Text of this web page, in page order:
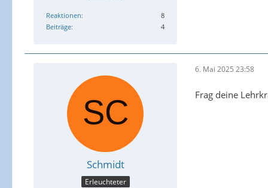
Reaktionen
8
Beiträge
4
Schmidt
Erleuchteter
6. Mai 2025 23:58
Frag deine